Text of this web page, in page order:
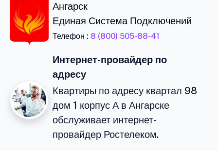
Ангарск
Единая Система Подключений
Телефон : 8 (800) 505-88-41
Интернет-провайдер по
адресу
Квартиры по адресу квартал 98
дом 1 корпус А в Ангарске
обслуживает интернет-
провайдер Ростелеком.